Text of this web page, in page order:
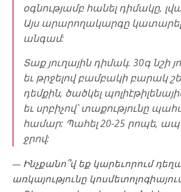
օգնությամբ հանել դիմակը,
Այս արարողակարգը
անգամ:
Տաք յուղային դիմակ. 30գ նշի
եւ թրջելով բամբակի բարակ
դեմքին, ծածկել
եւ սրբիչով՝ տաքությունը
համար: Պահել 20-25 րոպե,
ջրով:
— Ինչքանո՞վ եք կարեւորում
առկայությունը